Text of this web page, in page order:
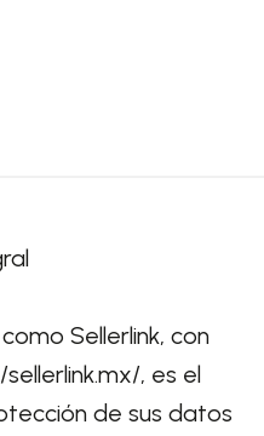
Sellerlink, con
, es el
de sus datos